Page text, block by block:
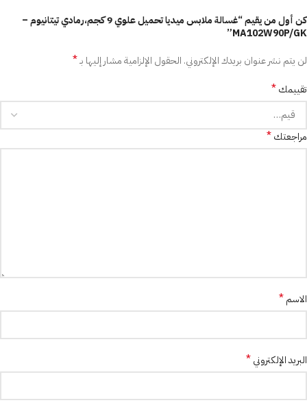
كن أول من يقيم “غسالة ملابس ميديا تحميل علوي 9 كجم،رمادي تيتانيوم –
MA102W90P/GK”
لن يتم نشر عنوان بريدك الإلكتروني. الحقول الإلزامية مشار إليها بـ*
تقييمك*
مراجعتك*
الاسم*
البريد الإلكتروني*